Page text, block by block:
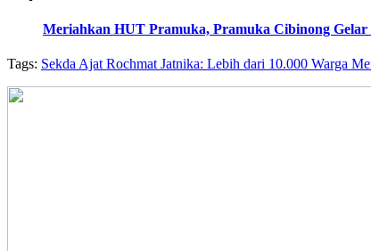
Meriahkan HUT Pramuka, Pramuka Cibinong
Tags: Sekda Ajat Rochmat Jatnika: Lebih dari 10.000 Warga